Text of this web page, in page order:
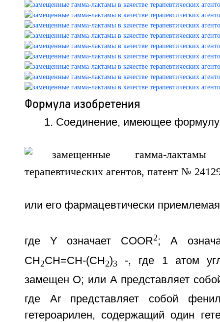
Формула изобретения
1. Соединение, имеющее формулу
или его фармацевтически
где Y означает COOR2; А
СН2СН=СН-(СН2)3 -, где 1 атом
замещен О; или А представляет
где Ar представляет собой
гетероарилен, содержащий один